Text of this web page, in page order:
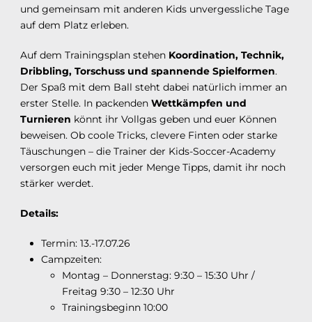
und gemeinsam mit anderen Kids unvergessliche Tage
auf dem Platz erleben.
Auf dem Trainingsplan stehen Koordination, Technik,
Dribbling, Torschuss und spannende Spielformen.
Der Spaß mit dem Ball steht dabei natürlich immer an
erster Stelle. In packenden Wettkämpfen und
Turnieren könnt ihr Vollgas geben und euer Können
beweisen. Ob coole Tricks, clevere Finten oder starke
Täuschungen – die Trainer der Kids-Soccer-Academy
versorgen euch mit jeder Menge Tipps, damit ihr noch
stärker werdet.
Details:
Termin: 13.-17.07.26
Campzeiten:
Montag – Donnerstag: 9:30 – 15:30 Uhr /
Freitag 9:30 – 12:30 Uhr
Trainingsbeginn 10:00